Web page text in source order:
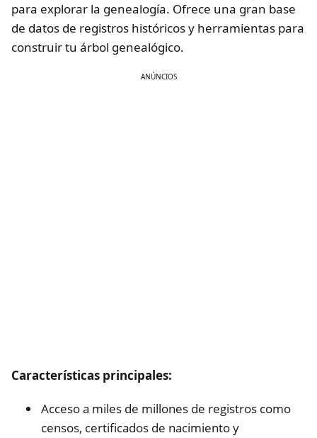
para explorar la genealogía. Ofrece una gran base
de datos de registros históricos y herramientas para
construir tu árbol genealógico.
ANÚNCIOS
Características principales:
Acceso a miles de millones de registros como
censos, certificados de nacimiento y